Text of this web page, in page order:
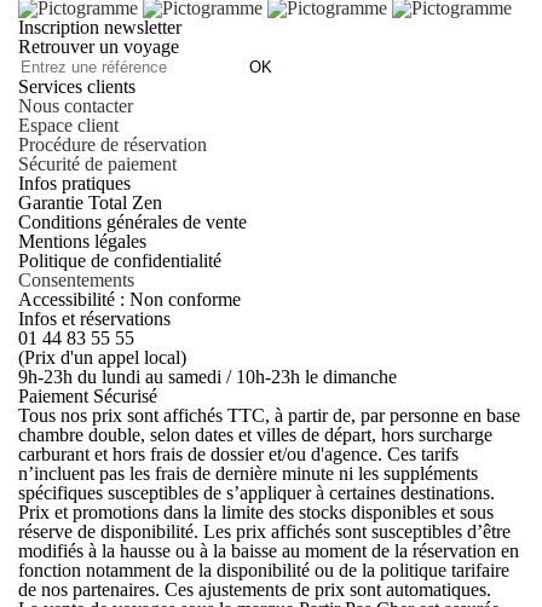
Inscription newsletter
Retrouver un voyage
OK
Services clients
Nous contacter
Espace client
Procédure de réservation
Sécurité de paiement
Infos pratiques
Garantie Total Zen
Conditions générales de vente
Mentions légales
Politique de confidentialité
Consentements
Accessibilité : Non conforme
Infos et réservations
01 44 83 55 55
(Prix d'un appel local)
9h-23h du lundi au samedi / 10h-23h le dimanche
Paiement Sécurisé
Tous nos prix sont affichés TTC, à partir de, par personne en base
chambre double, selon dates et villes de départ, hors surcharge
carburant et hors frais de dossier et/ou d'agence. Ces tarifs
n’incluent pas les frais de dernière minute ni les suppléments
spécifiques susceptibles de s’appliquer à certaines destinations.
Prix et promotions dans la limite des stocks disponibles et sous
réserve de disponibilité. Les prix affichés sont susceptibles d’être
modifiés à la hausse ou à la baisse au moment de la réservation en
fonction notamment de la disponibilité ou de la politique tarifaire
de nos partenaires. Ces ajustements de prix sont automatiques.